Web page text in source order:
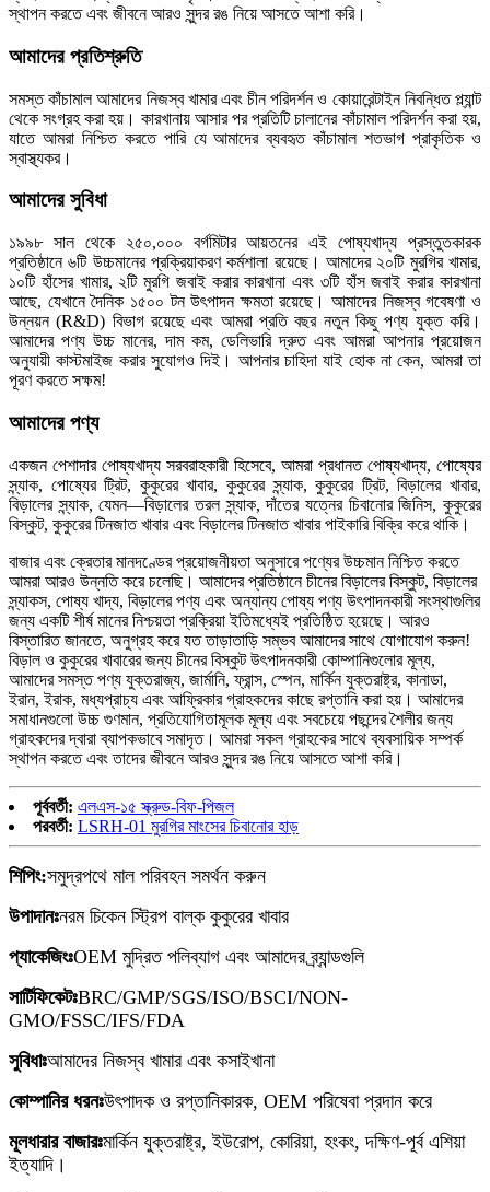
স্থাপন করতে এবং জীবনে আরও সুন্দর রঙ নিয়ে আসতে আশা করি।
আমাদের প্রতিশ্রুতি
সমস্ত কাঁচামাল আমাদের নিজস্ব খামার এবং চীন পরিদর্শন ও কোয়ারেন্টাইন নিবন্ধিত প্ল্যান্ট
থেকে সংগ্রহ করা হয়। কারখানায় আসার পর প্রতিটি চালানের কাঁচামাল পরিদর্শন করা হয়,
যাতে আমরা নিশ্চিত করতে পারি যে আমাদের ব্যবহৃত কাঁচামাল শতভাগ প্রাকৃতিক ও
স্বাস্থ্যকর।
আমাদের সুবিধা
১৯৯৮ সাল থেকে ২৫০,০০০ বর্গমিটার আয়তনের এই পোষ্যখাদ্য প্রস্তুতকারক
প্রতিষ্ঠানে ৬টি উচ্চমানের প্রক্রিয়াকরণ কর্মশালা রয়েছে। আমাদের ২০টি মুরগির খামার,
১০টি হাঁসের খামার, ২টি মুরগি জবাই করার কারখানা এবং ৩টি হাঁস জবাই করার কারখানা
আছে, যেখানে দৈনিক ১৫০০ টন উৎপাদন ক্ষমতা রয়েছে। আমাদের নিজস্ব গবেষণা ও
উন্নয়ন (R&D) বিভাগ রয়েছে এবং আমরা প্রতি বছর নতুন কিছু পণ্য যুক্ত করি।
আমাদের পণ্য উচ্চ মানের, দাম কম, ডেলিভারি দ্রুত এবং আমরা আপনার প্রয়োজন
অনুযায়ী কাস্টমাইজ করার সুযোগও দিই। আপনার চাহিদা যাই হোক না কেন, আমরা তা
পূরণ করতে সক্ষম!
আমাদের পণ্য
একজন পেশাদার পোষ্যখাদ্য সরবরাহকারী হিসেবে, আমরা প্রধানত পোষ্যখাদ্য, পোষ্যের
স্ন্যাক, পোষ্যের ট্রিট, কুকুরের খাবার, কুকুরের স্ন্যাক, কুকুরের ট্রিট, বিড়ালের খাবার,
বিড়ালের স্ন্যাক, যেমন—বিড়ালের তরল স্ন্যাক, দাঁতের যত্নের চিবানোর জিনিস, কুকুরের
বিস্কুট, কুকুরের টিনজাত খাবার এবং বিড়ালের টিনজাত খাবার পাইকারি বিক্রি করে থাকি।
বাজার এবং ক্রেতার মানদণ্ডের প্রয়োজনীয়তা অনুসারে পণ্যের উচ্চমান নিশ্চিত করতে
আমরা আরও উন্নতি করে চলেছি। আমাদের প্রতিষ্ঠানে চীনের বিড়ালের বিস্কুট, বিড়ালের
স্ন্যাকস, পোষ্য খাদ্য, বিড়ালের পণ্য এবং অন্যান্য পোষ্য পণ্য উৎপাদনকারী সংস্থাগুলির
জন্য একটি শীর্ষ মানের নিশ্চয়তা প্রক্রিয়া ইতিমধ্যেই প্রতিষ্ঠিত হয়েছে। আরও
বিস্তারিত জানতে, অনুগ্রহ করে যত তাড়াতাড়ি সম্ভব আমাদের সাথে যোগাযোগ করুন!
বিড়াল ও কুকুরের খাবারের জন্য চীনের বিস্কুট উৎপাদনকারী কোম্পানিগুলোর মূল্য,
আমাদের সমস্ত পণ্য যুক্তরাজ্য, জার্মানি, ফ্রান্স, স্পেন, মার্কিন যুক্তরাষ্ট্র, কানাডা,
ইরান, ইরাক, মধ্যপ্রাচ্য এবং আফ্রিকার গ্রাহকদের কাছে রপ্তানি করা হয়। আমাদের
সমাধানগুলো উচ্চ গুণমান, প্রতিযোগিতামূলক মূল্য এবং সবচেয়ে পছন্দের শৈলীর জন্য
গ্রাহকদের দ্বারা ব্যাপকভাবে সমাদৃত। আমরা সকল গ্রাহকের সাথে ব্যবসায়িক সম্পর্ক
স্থাপন করতে এবং তাদের জীবনে আরও সুন্দর রঙ নিয়ে আসতে আশা করি।
পূর্ববর্তী: এলএস-১৫ স্ক্রুড-বিফ-পিজল
পরবর্তী: LSRH-01 মুরগির মাংসের চিবানোর হাড়
শিপিং:সমুদ্রপথে মাল পরিবহন সমর্থন করুন
উপাদানঃনরম চিকেন স্ট্রিপ বাল্ক কুকুরের খাবার
প্যাকেজিংঃOEM মুদ্রিত পলিব্যাগ এবং আমাদের ব্র্যান্ডগুলি
সার্টিফিকেটঃBRC/GMP/SGS/ISO/BSCI/NON-
GMO/FSSC/IFS/FDA
সুবিধাঃআমাদের নিজস্ব খামার এবং কসাইখানা
কোম্পানির ধরনঃউৎপাদক ও রপ্তানিকারক, OEM পরিষেবা প্রদান করে
মূলধারার বাজারঃমার্কিন যুক্তরাষ্ট্র, ইউরোপ, কোরিয়া, হংকং, দক্ষিণ-পূর্ব এশিয়া
ইত্যাদি।